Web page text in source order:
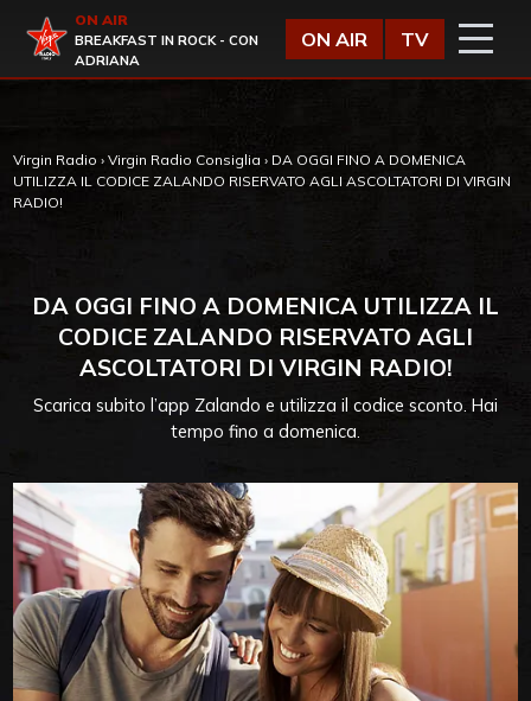
Virgin Radio
ON AIR
BREAKFAST IN ROCK - CON
ADRIANA
ON AIR TV
Virgin Radio › Virgin Radio Consiglia › DA OGGI FINO A DOMENICA
UTILIZZA IL CODICE ZALANDO RISERVATO AGLI ASCOLTATORI DI VIRGIN
RADIO!
DA OGGI FINO A DOMENICA UTILIZZA IL
CODICE ZALANDO RISERVATO AGLI
ASCOLTATORI DI VIRGIN RADIO!
Scarica subito l’app Zalando e utilizza il codice sconto. Hai
tempo fino a domenica.